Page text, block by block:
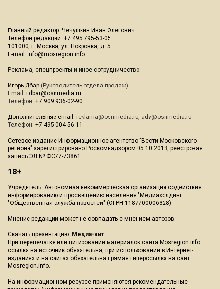
Главный редактор: Чечушкин Иван Олегович.
Телефон редакции: +7 495 795-53-05
101000, г. Москва, ул. Покровка, д. 5
E-mail: info@mosregion.info
Реклама, спецпроекты и иное сотрудничество:
Игорь Дбар (Руководитель отдела продаж)
Email: i.dbar@osnmedia.ru
Телефон: +7 909 936-02-90
Дополнительные email: reklama@osnmedia.ru, adv@osnmedia.ru
Телефон: +7 495 004-56-11
Сетевое издание Информационное агентство "Вести Московского
региона" зарегистрировано Роскомнадзором 05.10.2018, реестровая
запись ЭЛ № ФС77-73861.
18+
Учредитель: Автономная некоммерческая организация содействия
информированию и просвещению населения "Медиахолдинг
"Общественная служба новостей" (ОГРН 1187700006328).
Мнение редакции может не совпадать с мнением авторов.
Скачать презентацию: Медиа-кит
При перепечатке или цитировании материалов сайта Mosregion.info
ссылка на источник обязательна, при использовании в Интернет-
изданиях и на сайтах обязательна прямая гиперссылка на сайт
Mosregion.info.
На информационном ресурсе применяются рекомендательные